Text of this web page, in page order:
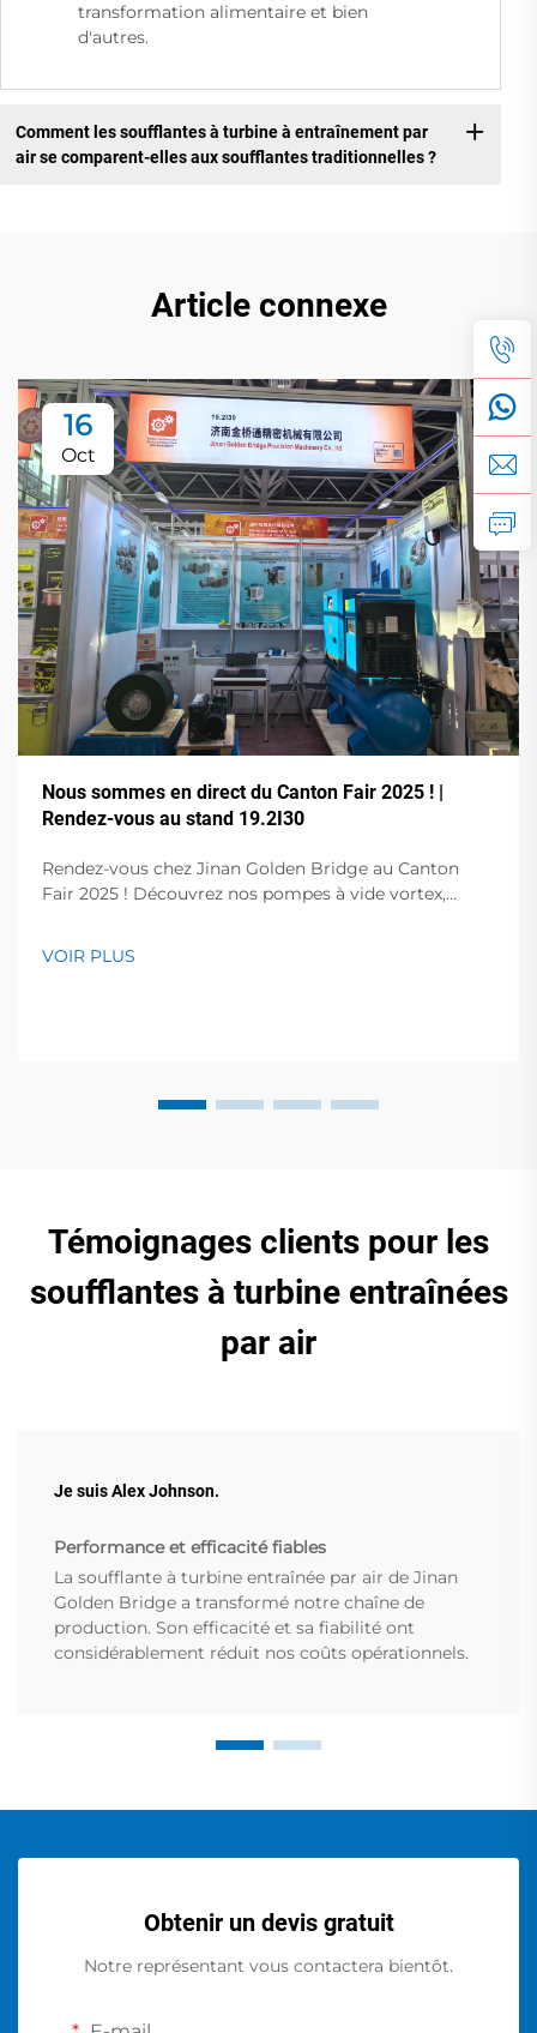
transformation alimentaire et bien
d'autres.
Comment les soufflantes à turbine à entraînement par
air se comparent-elles aux soufflantes traditionnelles ?
Article connexe
16
Oct
Nous sommes en direct du Canton Fair 2025 ! |
Rendez-vous au stand 19.2I30
Rendez-vous chez Jinan Golden Bridge au Canton
Fair 2025 ! Découvrez nos pompes à vide vortex,
plus encore. Démonstrations en direct au stand
VOIR PLUS
Témoignages clients pour les
soufflantes à turbine entraînées
par air
Je suis Alex Johnson.
Performance et efficacité fiables
La soufflante à turbine entraînée par air de Jinan
Golden Bridge a transformé notre chaîne de
production. Son efficacité et sa fiabilité ont
considérablement réduit nos coûts opérationnels.
Obtenir un devis gratuit
Notre représentant vous contactera bientôt.